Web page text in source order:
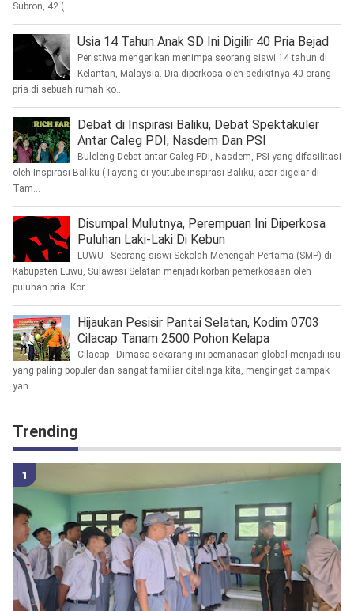
Subron, 42 (...
Usia 14 Tahun Anak SD Ini Digilir 40 Pria Bejad
Peristiwa mengerikan menimpa seorang siswi 14 tahun di
Kelantan, Malaysia. Dia diperkosa oleh sedikitnya 40 orang
pria di sebuah rumah ko...
Debat di Inspirasi Baliku, Debat Spektakuler
Antar Caleg PDI, Nasdem Dan PSI
Buleleng-Debat antar Caleg PDI, Nasdem, PSI yang difasilitasi
oleh Inspirasi Baliku (Tayang di youtube inspirasi Baliku, acar digelar di
Tam...
Disumpal Mulutnya, Perempuan Ini Diperkosa
Puluhan Laki-Laki Di Kebun
LUWU - Seorang siswi Sekolah Menengah Pertama (SMP) di
Kabupaten Luwu, Sulawesi Selatan menjadi korban pemerkosaan oleh
puluhan pria. Kor...
Hijaukan Pesisir Pantai Selatan, Kodim 0703
Cilacap Tanam 2500 Pohon Kelapa
Cilacap - Dimasa sekarang ini pemanasan global menjadi isu
yang paling populer dan sangat familiar ditelinga kita, mengingat dampak
yan...
Trending